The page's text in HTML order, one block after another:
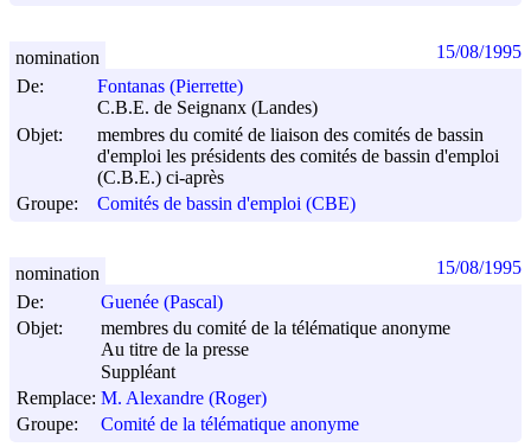
De:
Fontanas (Pierrette)
C.B.E. de Seignanx (Landes)
Objet:
membres du comité de liaison des comités de bassin
d'emploi les présidents des comités de bassin d'emploi
(C.B.E.) ci-après
Groupe:
Comités de bassin d'emploi (CBE)
nomination 15/08/1995
De:
Guenée (Pascal)
Objet:
membres du comité de la télématique anonyme
Au titre de la presse
Suppléant
Remplace: M. Alexandre (Roger)
Groupe:
Comité de la télématique anonyme
nomination 15/08/1995